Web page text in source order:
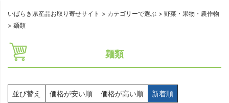
いばらき県産品お取り寄せサイト カテゴリーで選ぶ
野菜・果物・農作物
麺類
麺類
並び替え 価格が安い順 価格が高い順 新着順